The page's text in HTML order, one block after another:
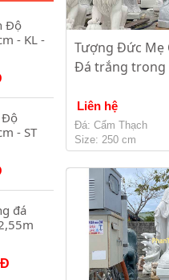
Độ
- KL -
Độ
- ST
đá
Tượng Đức Mẹ
Đá trắng trong
Liên hệ
Đá: Cẩm Thạch
Size: 250 cm